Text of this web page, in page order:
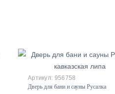
956758
Дверь для бани и сауны Русалка